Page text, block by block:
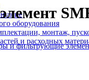
оборудования
монтаж,
и расходных
и фильтрующие